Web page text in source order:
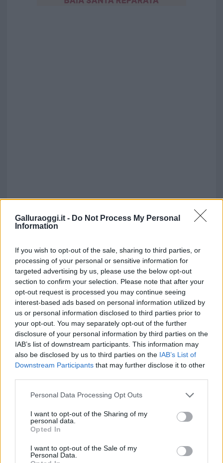
Galluraoggi.it - Do Not Process My Personal
Information
If you wish to opt-out of the sale, sharing to third parties, or
processing of your personal or sensitive information for
targeted advertising by us, please use the below opt-out
section to confirm your selection. Please note that after your
opt-out request is processed you may continue seeing
interest-based ads based on personal information utilized by
us or personal information disclosed to third parties prior to
your opt-out. You may separately opt-out of the further
disclosure of your personal information by third parties on the
IAB’s list of downstream participants. This information may
also be disclosed by us to third parties on the IAB’s List of
Downstream Participants that may further disclose it to other
Please note that this website/app uses one or more Google
not limited to your visit or usage behaviour. You may click to
grant or deny consent to Google and its third-party tags to
use your data for below specified purposes in below Google
consent section.
Personal Data Processing Opt Outs
I want to opt-out of the Sharing of my
personal data.
Opted In
I want to opt-out of the Sale of my
Personal Data.